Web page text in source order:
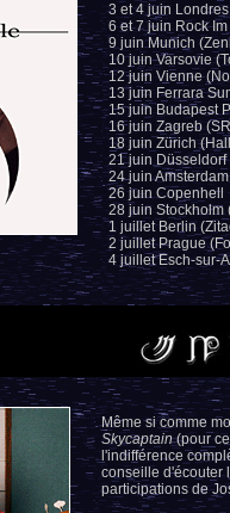
3 et 4 juin
6 et 7 juin Rock
9 juin Munich
10 juin Varsovie
12 juin Vienne
13 juin Ferrara
15 juin Budapest
16 juin Zagreb
18 juin Zürich
21 juin
24 juin
26 juin Copenhell
28 juin Stockholm
1 juillet Berlin
2 juillet Prague
4 juillet Esch-sur-
Même si comme
Skycaptain(pour
l'indifférence
conseille d'écouter
participations de